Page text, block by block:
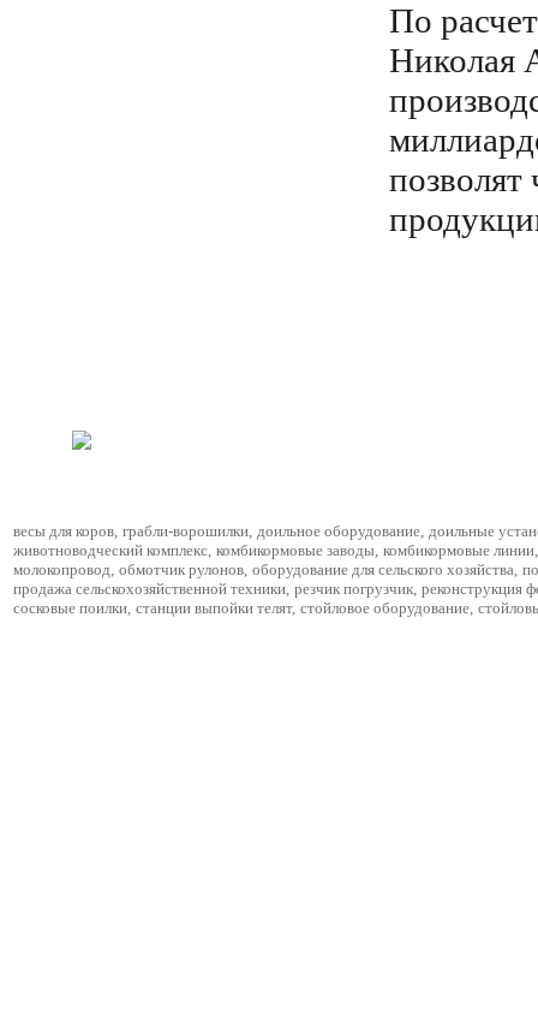
По
Николая
позволят
весы для коров, грабли-ворошилки, доильное оборудование, доильные
животноводческий комплекс, комбикормовые заводы, комбикормовые линии,
молокопровод, обмотчик рулонов, оборудование для сельского хозяйства,
продажа сельскохозяйственной техники, резчик погрузчик, реконструкция
сосковые поилки, станции выпойки телят, стойловое оборудование,